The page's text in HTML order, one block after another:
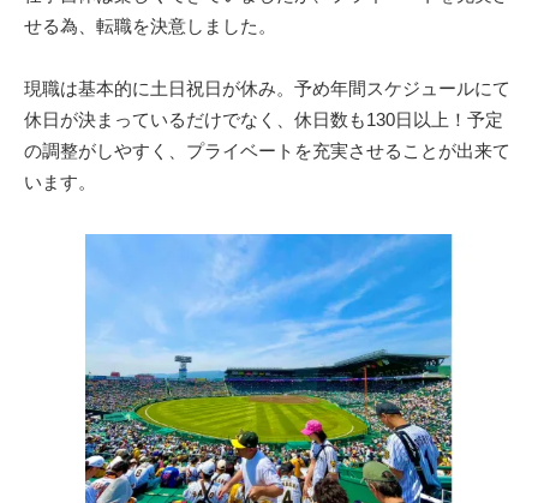
せる為、転職を決意しました。
現職は基本的に土日祝日が休み。予め年間スケジュールにて
休日が決まっているだけでなく、休日数も130日以上！予定
の調整がしやすく、プライベートを充実させることが出来て
います。